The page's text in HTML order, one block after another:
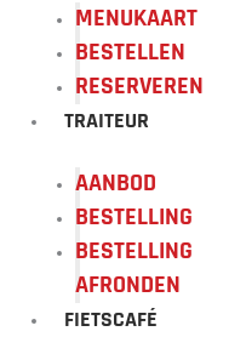
MENUKAART
BESTELLEN
RESERVEREN
TRAITEUR
AANBOD
BESTELLING
BESTELLING
AFRONDEN
FIETSCAFÉ